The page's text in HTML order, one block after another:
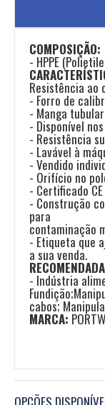
COMPOSIÇÃO:
- HPPE
Resistência ao
- Forro de
- Manga
- Disponível
- Resistência
- Lavável à
- Vendido
- Orifício no
- Certificado CE
- Construção
para
contaminação
- Etiqueta que
a sua venda.
- Indústria
cabos;
MARCA: